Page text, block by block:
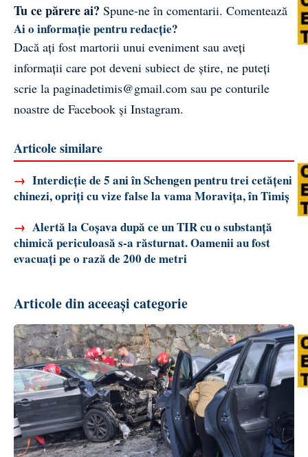
Tu ce părere ai? Spune-ne în comentarii. Comentează
Ai o informație pentru redacție?
Dacă ați fost martorii unui eveniment sau aveți
informații care pot deveni subiect de știre, ne puteți
scrie la paginadetimis@gmail.com sau pe conturile
noastre de Facebook și Instagram.
Articole similare
→ Interdicție de 5 ani în Schengen pentru trei cetățeni
chinezi, opriți cu vize false la vama Moravița, în Timiș
→ Alertă la Coșava după ce un TIR cu o substanță
chimică periculoasă s-a răsturnat. Oamenii au fost
evacuați pe o rază de 200 de metri
Articole din aceeași categorie